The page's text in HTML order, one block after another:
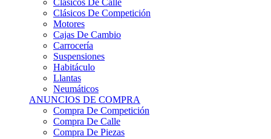
Clásicos De Calle
Clásicos De Competición
Motores
Cajas De Cambio
Carrocería
Suspensiones
Habitáculo
Llantas
Neumáticos
ANUNCIOS DE COMPRA
Compra De Competición
Compra De Calle
Compra De Piezas